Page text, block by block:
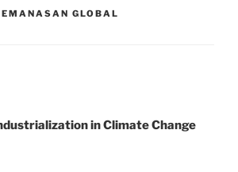
GLOBAL
in Climate Change